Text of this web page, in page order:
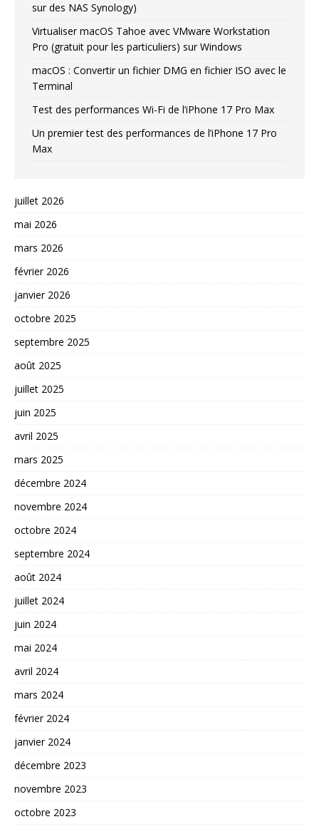
sur des NAS Synology)
Virtualiser macOS Tahoe avec VMware Workstation
Pro (gratuit pour les particuliers) sur Windows
macOS : Convertir un fichier DMG en fichier ISO avec le
Terminal
Test des performances Wi-Fi de l’iPhone 17 Pro Max
Un premier test des performances de l’iPhone 17 Pro
Max
juillet 2026
mai 2026
mars 2026
février 2026
janvier 2026
octobre 2025
septembre 2025
août 2025
juillet 2025
juin 2025
avril 2025
mars 2025
décembre 2024
novembre 2024
octobre 2024
septembre 2024
août 2024
juillet 2024
juin 2024
mai 2024
avril 2024
mars 2024
février 2024
janvier 2024
décembre 2023
novembre 2023
octobre 2023